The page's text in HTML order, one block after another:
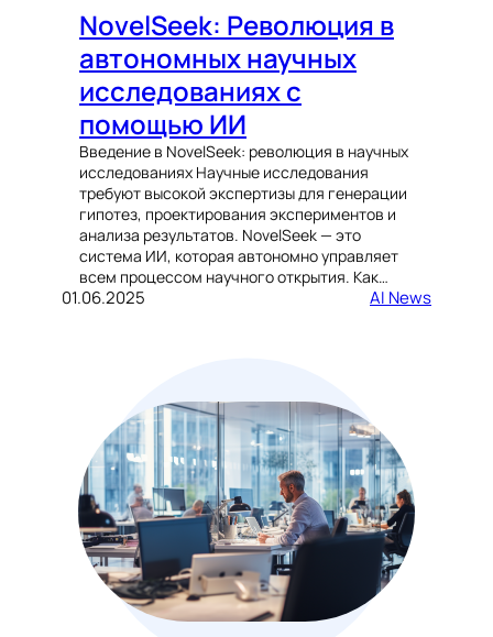
NovelSeek: Революция в
автономных научных
исследованиях с
помощью ИИ
Введение в NovelSeek: революция в научных
исследованиях Научные исследования
требуют высокой экспертизы для генерации
гипотез, проектирования экспериментов и
анализа результатов. NovelSeek — это
система ИИ, которая автономно управляет
всем процессом научного открытия. Как…
01.06.2025 AI News